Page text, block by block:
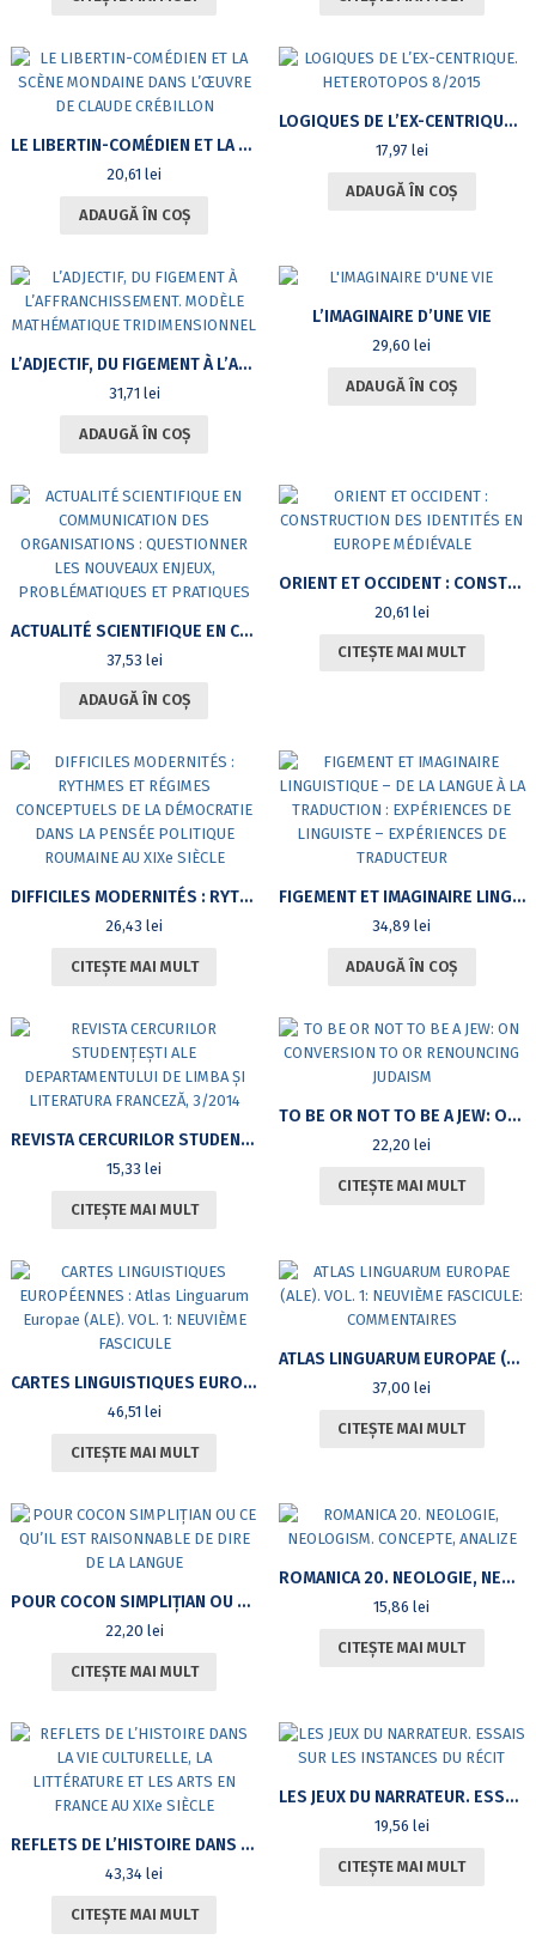
LE LIBERTIN-COMÉDIEN ET LA SCÈNE MONDAINE DANS L’ŒUVRE DE CLAUDE CRÉBILLON
20,61lei
ADAUGĂ ÎN COȘ
LOGIQUES DE L’EX-CENTRIQUE. HETEROTOPOS 8/2015
17,97 lei
ADAUGĂ ÎN COȘ
L’ADJECTIF, DU FIGEMENT À L’AFFRANCHISSEMENT. MODÈLE MATHÉMATIQUE TRIDIMENSIONNEL
31,71 lei
ADAUGĂ ÎN COȘ
L’IMAGINAIRE D’UNE VIE
29,60lei
ADAUGĂ ÎN COȘ
ACTUALITÉ SCIENTIFIQUE EN COMMUNICATION DES ORGANISATIONS : QUESTIONNER LES NOUVEAUX ENJEUX, PROBLÉMATIQUES ET PRATIQUES
37,53 lei
ADAUGĂ ÎN COȘ
ORIENT ET OCCIDENT : CONSTRUCTION DES IDENTITÉS EN EUROPE MÉDIÉVALE
20,61 lei
CITEȘTE MAI MULT
DIFFICILES MODERNITÉS : RYTHMES ET RÉGIMES CONCEPTUELS DE LA DÉMOCRATIE DANS LA PENSÉE POLITIQUE ROUMAINE AU XIXE SIÈCLE
26,43lei
CITEȘTE MAI MULT
FIGEMENT ET IMAGINAIRE LINGUISTIQUE – DE LA LANGUE À LA TRADUCTION : EXPÉRIENCES DE LINGUISTE – EXPÉRIENCES DE TRADUCTEUR
34,89lei
ADAUGĂ ÎN COȘ
REVISTA CERCURILOR STUDENŢEŞTI ALE DEPARTAMENTULUI DE LIMBA ŞI LITERATURA FRANCEZĂ, 3/2014
15,33lei
CITEȘTE MAI MULT
TO BE OR NOT TO BE A JEW: ON CONVERSION TO OR RENOUNCING JUDAISM
22,20lei
CITEȘTE MAI MULT
CARTES LINGUISTIQUES EUROPÉENNES : ATLAS LINGUARUM EUROPAE (ALE). VOL. 1: NEUVIÈME FASCICULE
46,51 lei
CITEȘTE MAI MULT
ATLAS LINGUARUM EUROPAE (ALE). VOL. 1: NEUVIÈME FASCICULE: COMMENTAIRES
37,00lei
CITEȘTE MAI MULT
POUR COCON SIMPLIŢIAN OU CE QU’IL EST RAISONNABLE DE DIRE DE LA LANGUE
22,20 lei
CITEȘTE MAI MULT
ROMANICA 20. NEOLOGIE, NEOLOGISM. CONCEPTE, ANALIZE
15,86lei
CITEȘTE MAI MULT
REFLETS DE L’HISTOIRE DANS LA VIE CULTURELLE, LA LITTÉRATURE ET LES ARTS EN FRANCE AU XIXE SIÈCLE
43,34lei
CITEȘTE MAI MULT
LES JEUX DU NARRATEUR. ESSAIS SUR LES INSTANCES DU RÉCIT
19,56 lei
CITEȘTE MAI MULT